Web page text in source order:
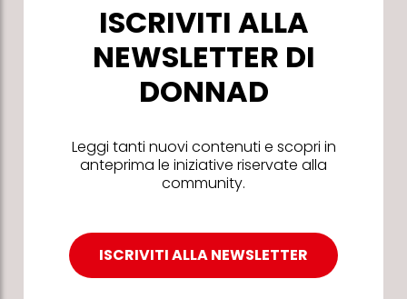
ISCRIVITI ALLA
NEWSLETTER DI
DONNAD
Leggi tanti nuovi contenuti e scopri in
anteprima le iniziative riservate alla
community.
ISCRIVITI ALLA NEWSLETTER